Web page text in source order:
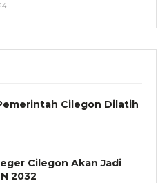
Cilegon Dilatih
Cilegon Akan Jadi
2032